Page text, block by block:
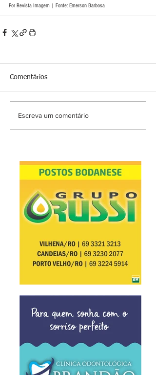
Por Revista Imagem | Fonte: Emerson Barbosa
Comentários
Escreva um comentário